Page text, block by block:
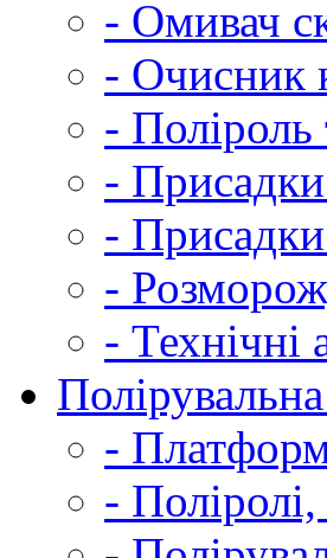
- Омивач
- Очисник
-
-
-
-
- Технічні
-
-